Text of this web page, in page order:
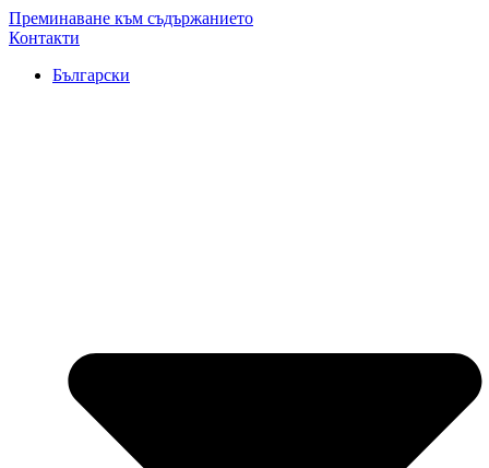
Преминаване към съдържанието
Контакти
Български